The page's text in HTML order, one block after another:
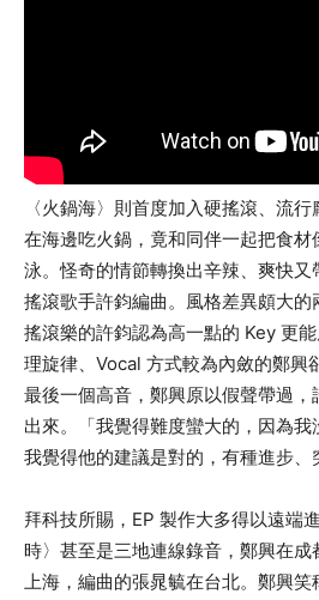
〈火鍋海〉則首度加入硬搖滾、流
在海邊吃火鍋，竟和同伴一起把食
泳。怪奇的情節轉換出辛辣、爽快
搖滾歌手許鈞編曲。風格差異頗大
搖滾樂的許鈞認為高一點的 Key 更
理旋律、Vocal 方式較為內斂的鄭興
最後一個高音，鄭興原以假聲帶過
出來。「我覺得難度蠻大的，因為
我覺得他的建議是對的，有種進步、
拜科技所賜，EP 製作大多得以遠端
時〉甚至是三地連線錄音，鄭興在
上海，編曲的張晁毓在台北。鄭興